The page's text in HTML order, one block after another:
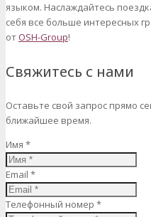
языком. Наслаждайтесь
себя все больше интересных
от OSH-Group!
Свяжитесь с нами
Оставьте свой запрос прямо
ближайшее время.
Имя *
Email *
Телефонный номер *